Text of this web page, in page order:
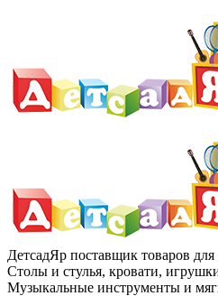
ДетсадЯр поставщик товаров
Столы и стулья, кровати,
Музыкальные инструменты и